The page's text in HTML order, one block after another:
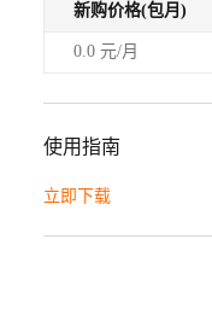
新购价格(包月)
0.0 元/月
使用指南
立即下载